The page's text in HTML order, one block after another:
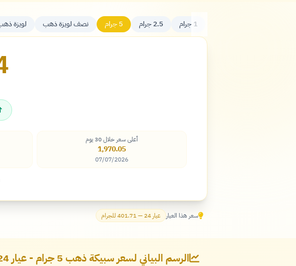
1 جرام 2.5 جرام 5 جرام نصف لويزة ذهب لويزة
أعلى سعر خلال 30 يوم
1,970.05
07/07/2026
سعر هذا العيار عيار 24 — 401.71 للجرام
الرسم البياني لسعر سبيكة ذهب 5 جرام - عيار 24 في تونس